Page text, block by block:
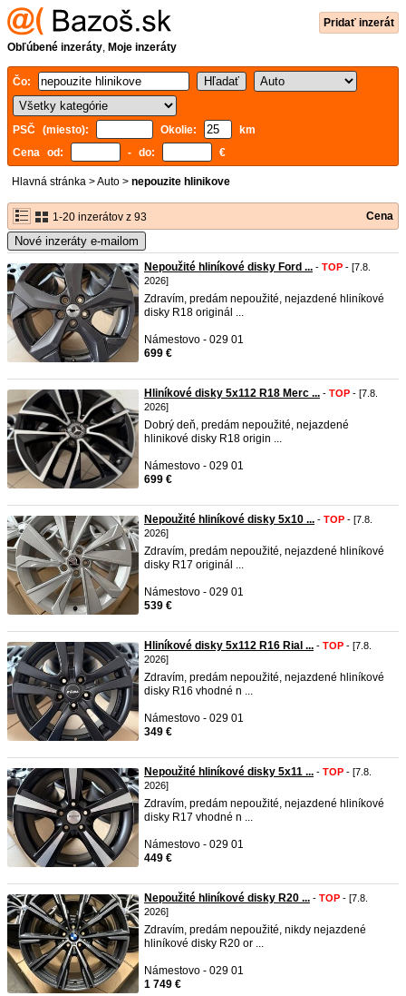
Pridať inzerát
Obľúbené inzeráty, Moje inzeráty
Čo:
PSČ (miesto): Okolie:
km
Cena od:
- do: €
Hlavná stránka >Auto > nepouzite hlinikove
1-20 inzerátov z 93 Cena
Nové inzeráty e-mailom
Nepoužité hliníkové disky Ford ... - TOP - [7.8.
2026]
Zdravím, predám nepoužité, nejazdené hliníkové
disky R18 originál ...
Námestovo - 029 01
699 €
Hliníkové disky 5x112 R18 Merc ... - TOP - [7.8.
2026]
Dobrý deň, predám nepoužité, nejazdené
hlinikové disky R18 origin ...
Námestovo - 029 01
699 €
Nepoužité hliníkové disky 5x10 ... - TOP - [7.8.
2026]
Zdravím, predám nepoužité, nejazdené hliníkové
disky R17 originál ...
Námestovo - 029 01
539 €
Hliníkové disky 5x112 R16 Rial ... - TOP - [7.8.
2026]
Zdravím, predám nepoužité, nejazdené hliníkové
disky R16 vhodné n ...
Námestovo - 029 01
349 €
Nepoužité hliníkové disky 5x11 ... - TOP - [7.8.
2026]
Zdravím, predám nepoužité, nejazdené hliníkové
disky R17 vhodné n ...
Námestovo - 029 01
449 €
Nepoužité hliníkové disky R20 ... - TOP - [7.8.
2026]
Zdravím, predám nepoužité, nikdy nejazdené
hliníkové disky R20 or ...
Námestovo - 029 01
1 749 €